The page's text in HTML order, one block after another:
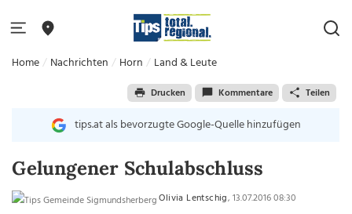
Home Nachrichten Horn Land & Leute
Drucken Kommentare Teilen
tips.at als bevorzugte Google-Quelle hinzufügen
Gelungener Schulabschluss
Olivia Lentschig, 13.07.2016 08:30